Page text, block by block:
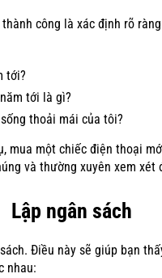
công là xác định rõ
tới?
tới là gì?
thoải mái của tôi?
mua một chiếc điện thoại
và thường xuyên xem xét
Lập ngân sách
Điều này sẽ giúp bạn
nhau: